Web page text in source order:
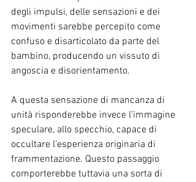
degli impulsi, delle sensazioni e dei
movimenti sarebbe percepito come
confuso e disarticolato da parte del
bambino, producendo un vissuto di
angoscia e disorientamento.
A questa sensazione di mancanza di
unità risponderebbe invece l’immagine
speculare, allo specchio, capace di
occultare l’esperienza originaria di
frammentazione. Questo passaggio
comporterebbe tuttavia una sorta di